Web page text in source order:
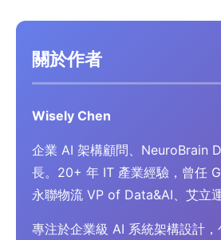
關於作者
Wisely Chen
企業 AI 架構顧問、NeuroBrain
長。20+ 年 IT 產業經驗，曾任
永聯物流 VP of Data&AI、艾立
專注於企業級 AI 系統架構設計